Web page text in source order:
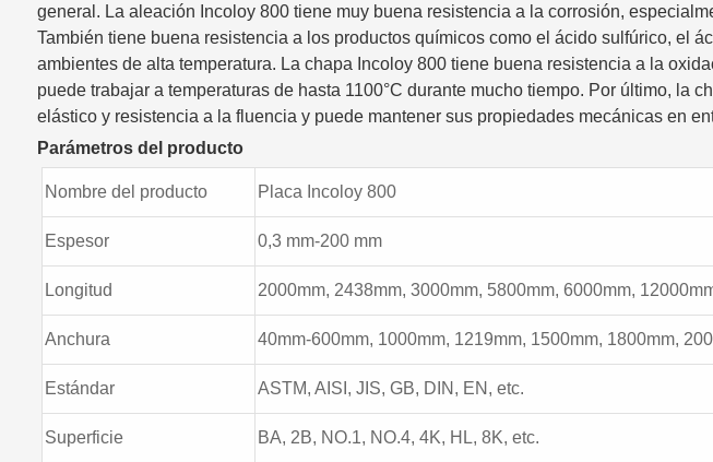
general. La aleación Incoloy 800 tiene muy buena resistencia a la corrosión,
También tiene buena resistencia a los productos químicos como el ácido sulfúrico, el
ambientes de alta temperatura. La chapa Incoloy 800 tiene buena resistencia a la
puede trabajar a temperaturas de hasta 1100°C durante mucho tiempo. Por último, la
elástico y resistencia a la fluencia y puede mantener sus propiedades mecánicas en
Parámetros del producto
Nombre del producto Placa Incoloy 800
Espesor 0,3 mm-200 mm
Longitud 2000mm, 2438mm, 3000mm, 5800mm, 6000mm,
Anchura 40mm-600mm, 1000mm, 1219mm, 1500mm, 1800mm,
Estándar ASTM, AISI, JIS, GB, DIN, EN, etc.
Superficie BA, 2B, NO.1, NO.4, 4K, HL, 8K, etc.